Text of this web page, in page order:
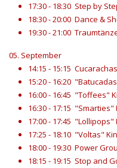
17:30 - 18:30 Step by
18:30 - 20:00 Dance &
19:30 - 21:00
05. September
14:15 - 15:15
15:20 - 16:20
16:00 - 16:45 "Toffees"
16:30 - 17:15 "Smarties"
17:00 - 17:45 "Lollipops"
17:25 - 18:10 "Voltas"
18:00 - 19:30 Power
18:15 - 19:15 Stop and